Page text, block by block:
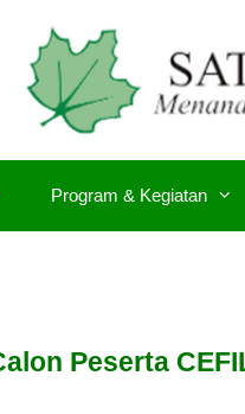
Program & Kegiatan
Peserta